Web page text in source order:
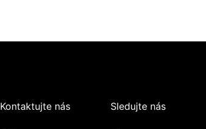
Kontaktujte nás Sledujte nás